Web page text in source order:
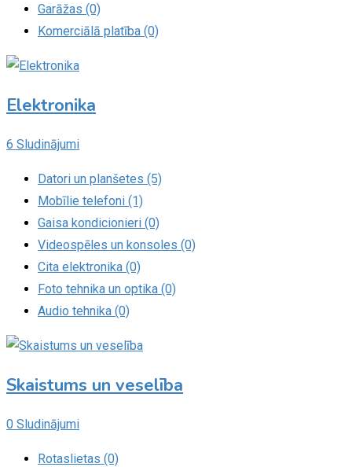
Garāžas (0)
Komerciālā platība (0)
Elektronika
6 Sludinājumi
Datori un planšetes (5)
Mobīlie telefoni (1)
Gaisa kondicionieri (0)
Videospēles un konsoles (0)
Cita elektronika (0)
Foto tehnika un optika (0)
Audio tehnika (0)
Skaistums un veselība
0 Sludinājumi
Rotaslietas (0)